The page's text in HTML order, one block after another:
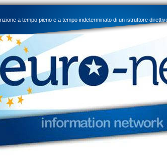
a tempo pieno e a tempo indeterminato di un istruttore